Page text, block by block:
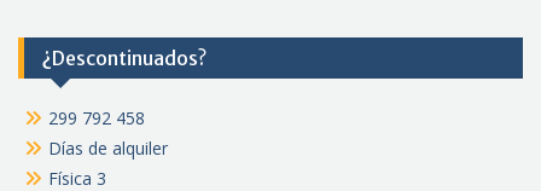
¿Descontinuados?
299 792 458
Días de alquiler
Física 3